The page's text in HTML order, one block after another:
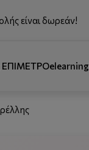
είναι δωρεάν!
ΕΠΙΜΕΤΡΟelearning